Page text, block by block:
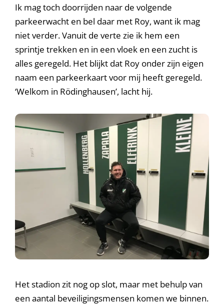
Ik mag toch doorrijden naar de volgende
parkeerwacht en bel daar met Roy, want ik mag
niet verder. Vanuit de verte zie ik hem een
sprintje trekken en in een vloek en een zucht is
alles geregeld. Het blijkt dat Roy onder zijn eigen
naam een parkeerkaart voor mij heeft geregeld.
‘Welkom in Rödinghausen’, lacht hij.
Het stadion zit nog op slot, maar met behulp van
een aantal beveiligingsmensen komen we binnen.